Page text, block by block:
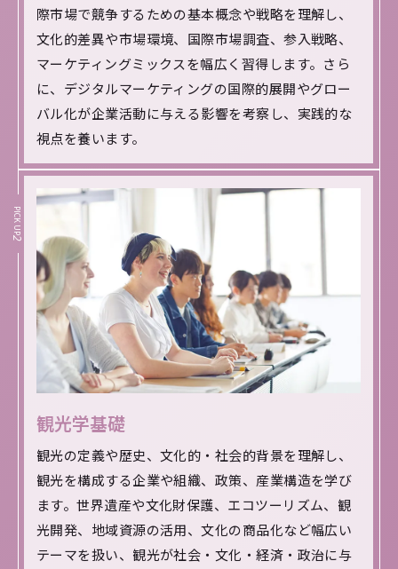
際市場で競争するための基本概念や戦略を理解し、
文化的差異や市場環境、国際市場調査、参入戦略、
マーケティングミックスを幅広く習得します。さら
に、デジタルマーケティングの国際的展開やグロー
バル化が企業活動に与える影響を考察し、実践的な
視点を養います。
PICK UP
2
観光学基礎
観光の定義や歴史、文化的・社会的背景を理解し、
観光を構成する企業や組織、政策、産業構造を学び
ます。世界遺産や文化財保護、エコツーリズム、観
光開発、地域資源の活用、文化の商品化など幅広い
テーマを扱い、観光が社会・文化・経済・政治に与